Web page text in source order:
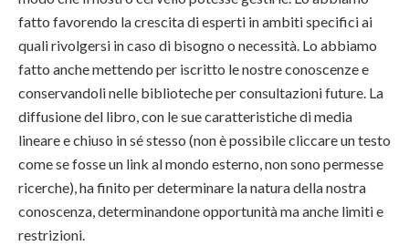
fatto favorendo la crescita di esperti in ambiti specifici ai
quali rivolgersi in caso di bisogno o necessità. Lo abbiamo
fatto anche mettendo per iscritto le nostre conoscenze e
conservandoli nelle biblioteche per consultazioni future. La
diffusione del libro, con le sue caratteristiche di media
lineare e chiuso in sé stesso (non è possibile cliccare un testo
come se fosse un link al mondo esterno, non sono permesse
ricerche), ha finito per determinare la natura della nostra
conoscenza, determinandone opportunità ma anche limiti e
restrizioni.